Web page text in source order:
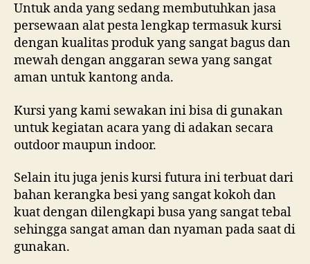
Untuk anda yang sedang membutuhkan jasa
persewaan alat pesta lengkap termasuk kursi
dengan kualitas produk yang sangat bagus dan
mewah dengan anggaran sewa yang sangat
aman untuk kantong anda.
Kursi yang kami sewakan ini bisa di gunakan
untuk kegiatan acara yang di adakan secara
outdoor maupun indoor.
Selain itu juga jenis kursi futura ini terbuat dari
bahan kerangka besi yang sangat kokoh dan
kuat dengan dilengkapi busa yang sangat tebal
sehingga sangat aman dan nyaman pada saat di
gunakan.